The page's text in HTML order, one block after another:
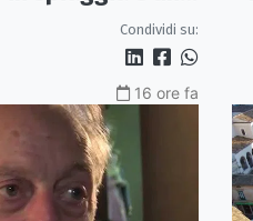
Condividi su:
16 ore fa